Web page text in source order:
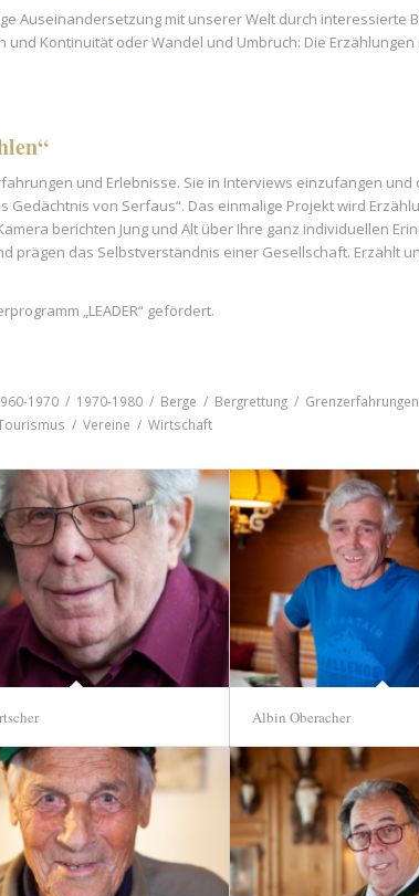
Auseinandersetzung mit unserer Welt durch interessierte
Kontinuität oder Wandel und Umbruch: Die
und Erlebnisse. Sie in Interviews einzufangen
von Serfaus“. Das einmalige Projekt wird
berichten Jung und Alt über Ihre ganz individuellen
prägen das Selbstverständnis einer Gesellschaft. Erzählt
„LEADER“ gefördert.
1970 / 1970-1980 / Berge / Bergrettung / Grenzerfahrungen
/ Vereine / Wirtschaft
Albin Oberacher